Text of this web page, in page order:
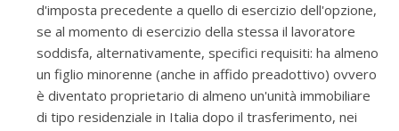
d'imposta precedente a quello di esercizio dell'opzione,
se al momento di esercizio della stessa il lavoratore
soddisfa, alternativamente, specifici requisiti: ha almeno
un figlio minorenne (anche in affido preadottivo) ovvero
è diventato proprietario di almeno un'unità immobiliare
di tipo residenziale in Italia dopo il trasferimento, nei